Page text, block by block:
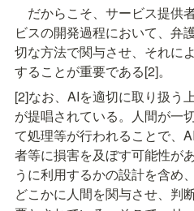
だからこそ、サービス提供
ビスの開発過程において、弁
切な方法で関与させ、それに
することが重要である[2]。
[2]なお、AIを適切に取り扱う
が提唱されている。人間が一
て処理等が行われることで、
者等に損害を及ぼす可能性が
うに利用するかの設計を含め
どこかに人間を関与させ、判